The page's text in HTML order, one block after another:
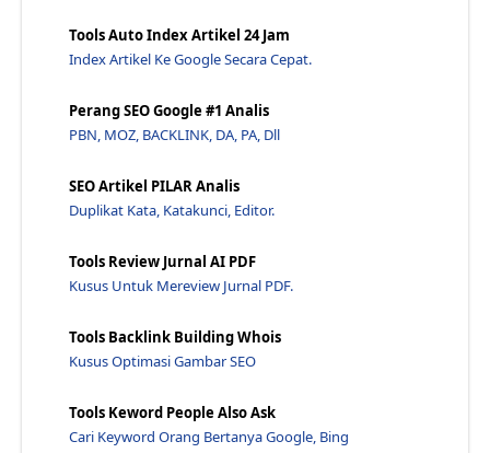
Google Meluncurkan Pengujian Beta Pengujian Hasil ...
Pub Sub Hubbub: Peluncuran Pusat Penerbit Google B...
Lengkap Cara Membuat Blog Diandroid - Jawaraspeed
Ikhtisar Pembaruan Perangkat Lunak Sistem Untuk To...
Widget Ua Apa Itu? - Jawaraspeed
Penjualan Utama Black Friday 2022 - Jawaraspeed
Cara Menggunakan Daftar Google Anda dengan Benar D...
50 Tips Seo Plugin Write Yang Akan Membantu Anda L...
Kerangka Skrip Java Mana yang Harus Saya Gunakan J...
Pelajari 10 Tips Seo Untuk Meningkatkan Ctr (Klik ...
Tools Auto Index Artikel 24 Jam
Index Artikel Ke Google Secara Cepat.
Perang SEO Google #1 Analis
PBN, MOZ, BACKLINK, DA, PA, Dll
SEO Artikel PILAR Analis
Duplikat Kata, Katakunci, Editor.
Tools Review Jurnal AI PDF
Kusus Untuk Mereview Jurnal PDF.
Tools Backlink Building Whois
Kusus Optimasi Gambar SEO
Tools Keword People Also Ask
Cari Keyword Orang Bertanya Google, Bing